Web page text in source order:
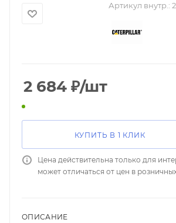
Артикул внутр.:
2 684 ₽/шт
КУПИТЬ В 1 КЛИК
Цена действительна только для
может отличаться от цен в
ОПИСАНИЕ